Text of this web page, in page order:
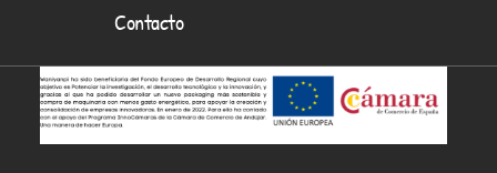
Contacto